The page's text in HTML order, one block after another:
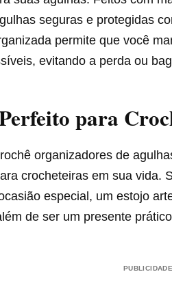
seguras e protegidas
permite que você
evitando a perda ou
para
organizadores de
crocheteiras em sua vida.
especial, um estojo
de ser um presente
PUBLICIDADE